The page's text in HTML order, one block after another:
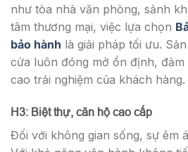
như tòa nhà văn phòng, sảnh
tâm thương mại, việc lựa chọn
bảo hành là giải pháp tối ưu.
cửa luôn đóng mở ổn định, đảm
cao trải nghiệm của khách hàng.
H3: Biệt thự, căn hộ cao cấp
Đối với không gian sống, sự êm